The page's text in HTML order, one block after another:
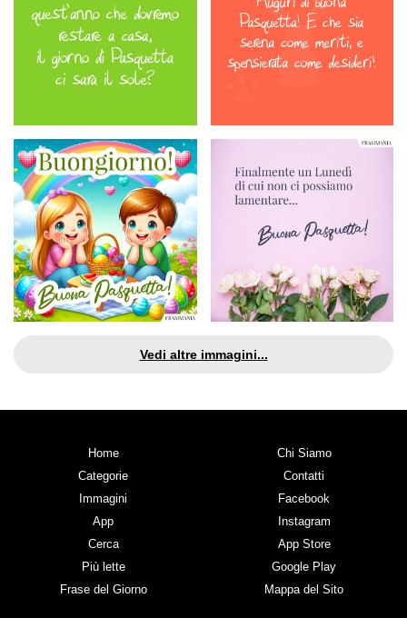
Vedi altre immagini...
Home
Categorie
Immagini
App
Cerca
Più lette
Frase del Giorno
Chi Siamo
Contatti
Facebook
Instagram
App Store
Google Play
Mappa del Sito